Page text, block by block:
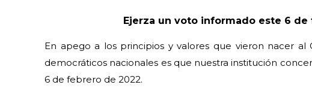
Ejerza un voto informado este 6 de
En apego a los principios y valores que vieron nacer al
democráticos nacionales es que nuestra institución
6 de febrero de 2022.